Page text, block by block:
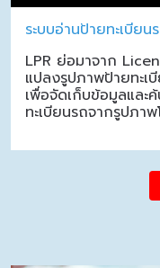
ระบบอ่านป้ายทะเบียน
LPR ย่อมาจาก
แปลงรูปภาพป้ายทะเ
เพื่อจัดเก็บข้อมูลและ
ทะเบียนรถจากรูปภา